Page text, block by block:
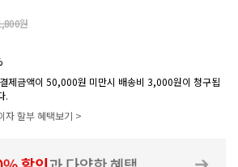
원
제금액이 50,000원 미만시 배송비 3,000원이 청구됩
.
자 할부 혜택보기 >